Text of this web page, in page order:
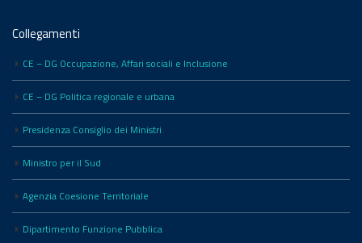
Collegamenti
CE – DG Occupazione, Affari sociali e Inclusione
CE – DG Politica regionale e urbana
Presidenza Consiglio dei Ministri
Ministro per il Sud
Agenzia Coesione Territoriale
Dipartimento Funzione Pubblica